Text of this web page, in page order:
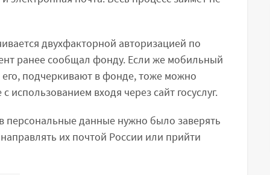
двухфакторной авторизацией по
ранее сообщал фонду. Если же мобильный
подчеркивают в фонде, тоже можно
использованием входя через сайт госуслуг.
персональные данные нужно было заверять
их почтой России или прийти